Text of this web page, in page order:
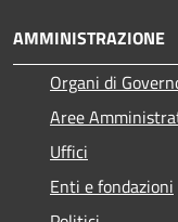
AMMINISTRAZIONE
Organi di
Aree
Uffici
Enti e fondazioni